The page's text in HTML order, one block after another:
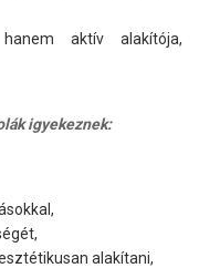
aktív alakítója,
igyekeznek:
alakítani,